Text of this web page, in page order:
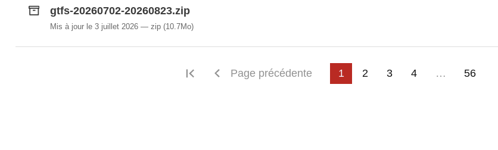
gtfs-20260702-20260823.zip
Mis à jour le 3 juillet 2026 zip(10.7Mo)
Première page
Page précédente 1 2 3 4 … 56